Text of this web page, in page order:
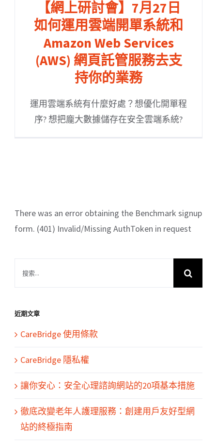
【網上研討會】7月27日
如何運用雲端開單系統和
Amazon Web Services
(AWS) 網頁託管服務去支
持你的業務
運用雲端系統有什麼好處？想優化開單程
序? 想把龐大數據儲存在安全雲端系統?
There was an error obtaining the Benchmark signup
form. (401) Invalid/Missing AuthToken in request
果：
近期文章
CareBridge 使用條款
CareBridge 隱私權
讓你安心：安全心理諮詢網站的20項基本措施
徹底改變老年人護理服務：創建用戶友好型網
站的終極指南